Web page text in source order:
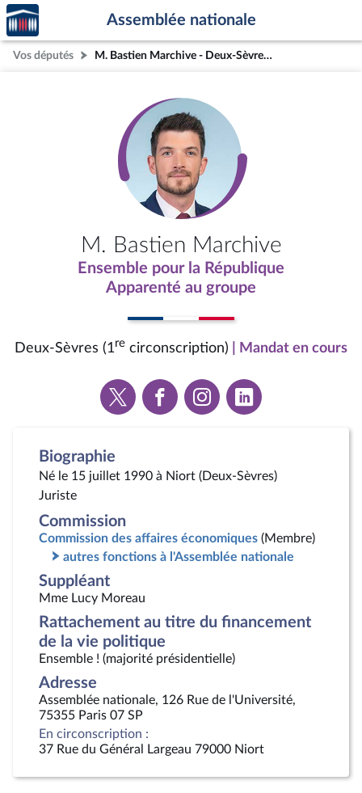
Aller au contenu
Aller en bas de la page
Accèder
à la
page
d'accueil
Assemblée nationale
Vos députés M. Bastien Marchive - Deux-Sèvres (1re circonscription)
M. Bastien Marchive
Ensemble pour la République
Apparenté au groupe
Deux-Sèvres (1re circonscription) | Mandat en cours
Voir
la
Voir
la
Voir
la
Voir
la
Biographie
Né le 15 juillet 1990 à Niort (Deux-Sèvres)
Juriste
Commission
Commission des affaires économiques (Membre)
autres fonctions à l'Assemblée nationale
Suppléant
Mme Lucy Moreau
Rattachement au titre du financement
de la vie politique
Ensemble ! (majorité présidentielle)
Adresse
Assemblée nationale, 126 Rue de l'Université,
75355 Paris 07 SP
En circonscription :
37 Rue du Général Largeau 79000 Niort